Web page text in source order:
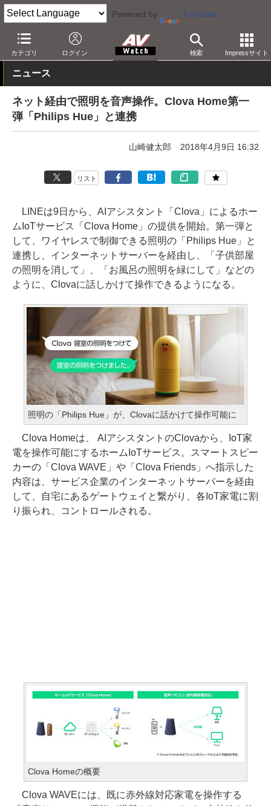
Powered by Translate
カテゴリ ログイン 検索 Impressサイト
AV Watch 製品 スマートスピーカー Clova
ニュース
ネット経由で照明を音声操作。Clova Home第一
弾「Philips Hue」と連携
山崎健太郎 2018年4月9日 16:32
リスト
LINEは9日から、AIアシスタント「Clova」によるホー
ムIoTサービス「Clova Home」の提供を開始。第一弾と
して、ワイヤレスで制御できる照明の「Philips Hue」と
連携し、インターネットサーバーを経由し、「子供部屋
の照明を消して」、「お風呂の照明を緑にして」などの
ように、Clovaに話しかけて操作できるようになる。
照明の「Philips Hue」が、Clovaに話かけて操作可能に
Clova Homeは、 AIアシスタントのClovaから、IoT家
電を操作可能にするホームIoTサービス。スマートスピー
カーの「Clova WAVE」や「Clova Friends」へ指示した
内容は、サービス企業のインターネットサーバーを経由
して、自宅にあるゲートウェイと繋がり、各IoT家電に割
り振られ、コントロールされる。
Clova Homeの概要
Clova WAVEには、既に赤外線対応家電を操作する